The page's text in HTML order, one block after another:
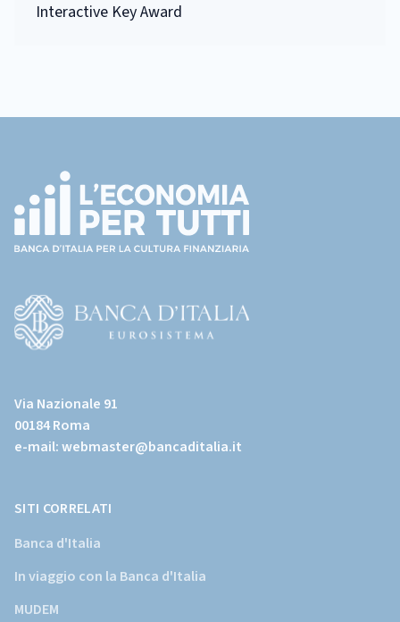
Interactive Key Award
page)
sito
istituzionale
della
Via Nazionale 91
00184 Roma
e-mail:webmaster@bancaditalia.it
SITI CORRELATI
Banca d'Italia
In viaggio con la Banca d'Italia
MUDEM